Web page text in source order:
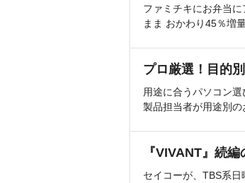
ファミチキにお弁当
まま おかわり45％増
プロ厳選！目的
用途に合うパソコン
製品担当者が用途別の
『VIVANT』続
セイコーが、TBS系